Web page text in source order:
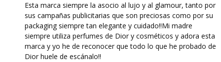
Esta marca siempre la asocio al lujo y al glamour, tanto por
sus campañas publicitarias que son preciosas como por su
packaging siempre tan elegante y cuidado!!Mi madre
siempre utiliza perfumes de Dior y cosméticos y adora esta
marca y yo he de reconocer que todo lo que he probado de
Dior huele de escánalo!!